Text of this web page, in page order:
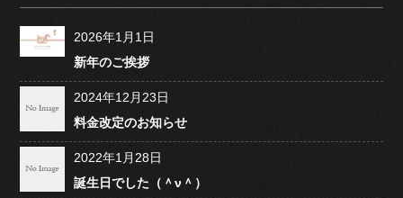
2026年1月1日
新年のご挨拶
2024年12月23日
料金改定のお知らせ
2022年1月28日
誕生日でした（＾ν＾）